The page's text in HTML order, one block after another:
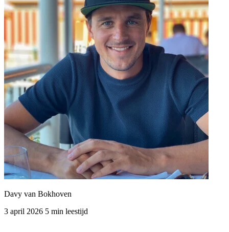
Davy van Bokhoven
3 april 2026 5 min leestijd